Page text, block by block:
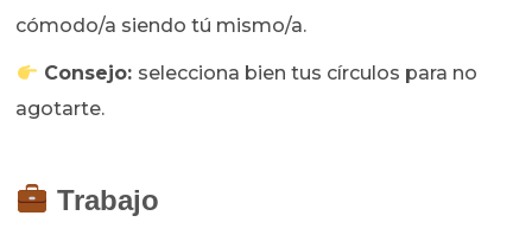
cómodo/a siendo tú mismo/a.
Consejo: selecciona bien tus círculos para no
agotarte.
Trabajo